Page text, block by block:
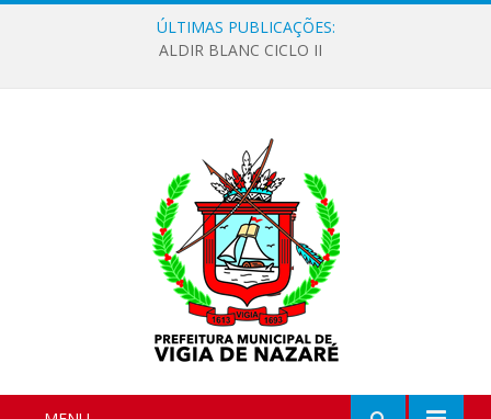
ÚLTIMAS PUBLICAÇÕES:
ALDIR BLANC CICLO II